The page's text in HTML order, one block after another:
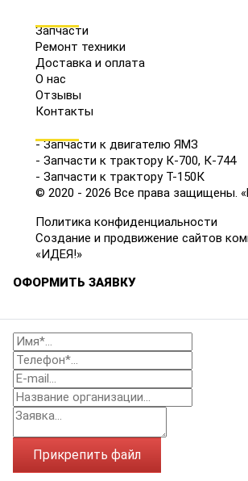
Запчасти
Ремонт техники
Доставка и оплата
О нас
Отзывы
Контакты
- Запчасти к двигателю ЯМЗ
- Запчасти к трактору К-700, К-744
- Запчасти к трактору Т-150К
© 2020 - 2026 Все права защищены.
Политика конфиденциальности
Создание и продвижение сайтов
«ИДЕЯ!»
ОФОРМИТЬ ЗАЯВКУ
Прикрепить файл